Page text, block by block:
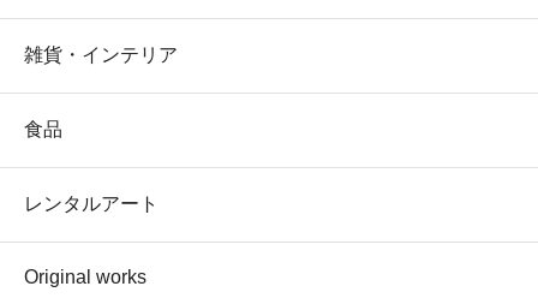
雑貨・インテリア
食品
レンタルアート
Original works